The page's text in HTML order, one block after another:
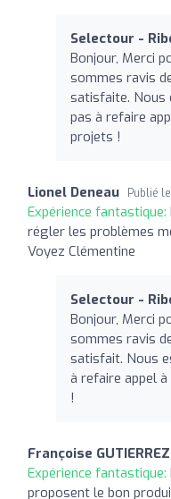
Selectour -
Bonjour, Merci
sommes ravis
satisfaite. Nous
pas à refaire
projets !
Lionel Deneau Publié le
Expérience fantastique:
régler les problèmes
Voyez Clémentine
Selectour -
Bonjour, Merci
sommes ravis
satisfait. Nous
à refaire appel
!
Françoise GUTIERREZ
Expérience fantastique:
proposent le bon